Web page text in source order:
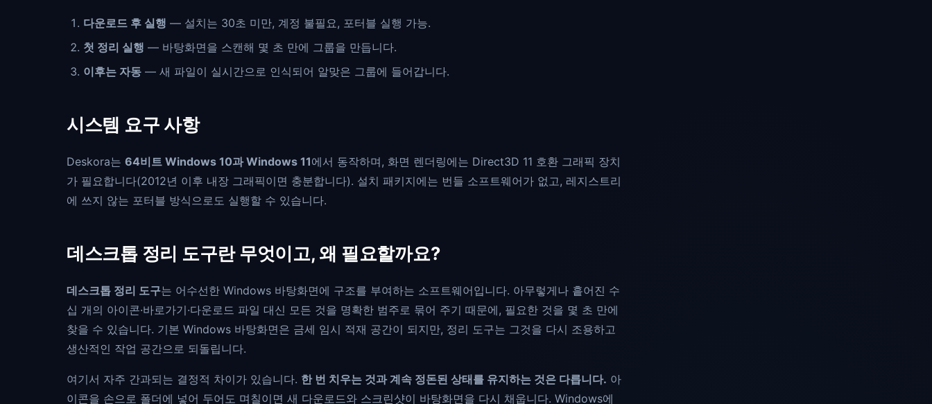
다운로드 후 실행 — 설치는 30초 미만, 계정 불필요, 포터블 실행 가능.
첫 정리 실행 — 바탕화면을 스캔해 몇 초 만에 그룹을 만듭니다.
이후는 자동 — 새 파일이 실시간으로 인식되어 알맞은 그룹에 들어갑니다.
시스템 요구 사항
Deskora는 64비트 Windows 10과 Windows 11에서 동작하며, 화면 렌더링에는 Direct3D 11 호환 그래픽 장치
가 필요합니다(2012년 이후 내장 그래픽이면 충분합니다). 설치 패키지에는 번들 소프트웨어가 없고, 레지스트리
에 쓰지 않는 포터블 방식으로도 실행할 수 있습니다.
데스크톱 정리 도구란 무엇이고, 왜 필요할까요?
데스크톱 정리 도구는 어수선한 Windows 바탕화면에 구조를 부여하는 소프트웨어입니다. 아무렇게나 흩어진 수
십 개의 아이콘·바로가기·다운로드 파일 대신 모든 것을 명확한 범주로 묶어 주기 때문에, 필요한 것을 몇 초 만에
찾을 수 있습니다. 기본 Windows 바탕화면은 금세 임시 적재 공간이 되지만, 정리 도구는 그것을 다시 조용하고
생산적인 작업 공간으로 되돌립니다.
여기서 자주 간과되는 결정적 차이가 있습니다. 한 번 치우는 것과 계속 정돈된 상태를 유지하는 것은 다릅니다. 아
이콘을 손으로 폴더에 넣어 두어도 며칠이면 새 다운로드와 스크린샷이 바탕화면을 다시 채웁니다. Windows에